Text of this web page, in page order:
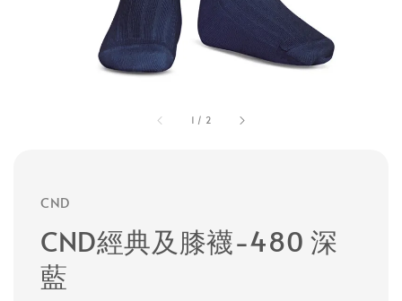
1 / 2
CND
CND經典及膝襪-480 深
藍